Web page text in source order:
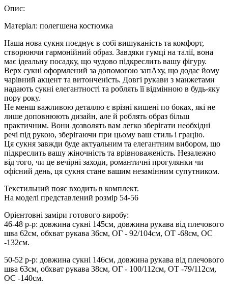
Опис:
Матеріал: полегшена костюмка
Наша нова сукня поєднує в собі вишуканість та комфорт,
створюючи гармонійний образ. Завдяки гумці на талії, вона
має ідеальну посадку, що чудово підкреслить вашу фігуру.
Верх сукні оформлений за допомогою запАху, що додає йому
чарівний акцент та витонченість. Довгі рукави з манжетами
надають сукні елегантності та роблять її відмінною в будь-яку
пору року.
Не менш важливою деталлю є врізні кишені по боках, які не
лише доповнюють дизайн, але й роблять образ більш
практичним. Вони дозволять вам легко зберігати необхідні
речі під рукою, зберігаючи при цьому ваш стиль і грацію.
Ця сукня завжди буде актуальним та елегантним вибором, що
підкреслить вашу жіночність та врівноваженість. Незалежно
від того, чи це вечірні заходи, романтичні прогулянки чи
офісний день, ця сукня стане вашим незамінним супутником.
Текстильний пояс входить в комплект.
На моделі представлений розмір 54-56
Орієнтовні заміри готового виробу:
46-48 р-р: довжина сукні 145см, довжина рукава від плечового
шва 62см, обхват рукава 36см, ОГ - 92/104см, ОТ -68см, OC
-132см.
50-52 р-р: довжина сукні 146см, довжина рукава від плечового
шва 63см, обхват рукава 38см, ОГ - 100/112см, ОТ -79/112см,
OC -140см.